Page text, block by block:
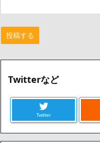
Twitterなど
Twitter